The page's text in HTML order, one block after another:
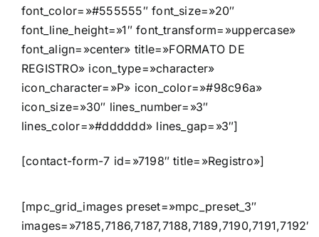
font_color=»#555555″ font_size=»20″
font_line_height=»1″ font_transform=»uppercase»
font_align=»center» title=»FORMATO DE
REGISTRO» icon_type=»character»
icon_character=»P» icon_color=»#98c96a»
icon_size=»30″ lines_number=»3″
lines_color=»#dddddd» lines_gap=»3″]
[contact-form-7 id=»7198″ title=»Registro»]
[mpc_grid_images preset=»mpc_preset_3″
images=»7185,7186,7187,7188,7189,7190,7191,7192″